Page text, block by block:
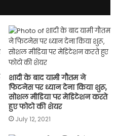
शादी के बाद यामी गौतम ने
फिटनेस पर ध्यान देना किया शुरू,
सोशल मीडिया पर मेडिटेशन करते
हुए फोटो की शेयर
July 12, 2021